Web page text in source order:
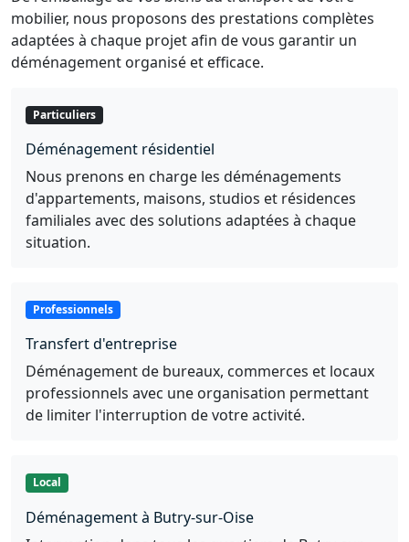
mobilier, nous proposons des prestations complètes
adaptées à chaque projet afin de vous garantir un
déménagement organisé et efficace.
Particuliers
Déménagement résidentiel
Nous prenons en charge les déménagements
d'appartements, maisons, studios et résidences
familiales avec des solutions adaptées à chaque
situation.
Professionnels
Transfert d'entreprise
Déménagement de bureaux, commerces et locaux
professionnels avec une organisation permettant
de limiter l'interruption de votre activité.
Local
Déménagement à Butry-sur-Oise